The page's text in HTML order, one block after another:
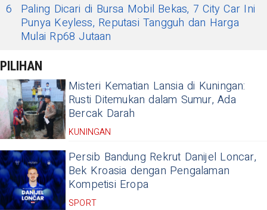
6
Paling Dicari di Bursa Mobil Bekas, 7 City Car Ini
Punya Keyless, Reputasi Tangguh dan Harga
Mulai Rp68 Jutaan
PILIHAN
Misteri Kematian Lansia di Kuningan:
Rusti Ditemukan dalam Sumur, Ada
Bercak Darah
KUNINGAN
Persib Bandung Rekrut Danijel Loncar,
Bek Kroasia dengan Pengalaman
Kompetisi Eropa
SPORT